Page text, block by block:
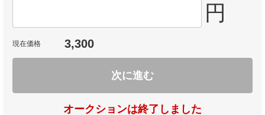
円
現在価格 3,300
次に進む
オークションは終了しました